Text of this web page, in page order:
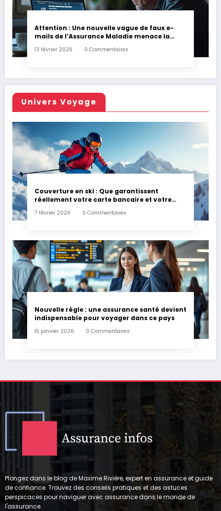
Attention : Une nouvelle vague de faux e-
mails de l’Assurance Maladie menace la
13 février 2026 0 Commentaires
Univers Voyage
Couverture en ski : Que garantissent
réellement votre carte bancaire et votre
7 février 2026 0 Commentaires
Nouvelle règle : une assurance santé devient
indispensable pour voyager dans ce pays
15 janvier 2026 0 Commentaires
Plongez dans le blog de Maxime Rivière, expert en assurance et guide
de confiance. Trouvez des conseils pratiques et des astuces
perspicaces pour naviguer avec assurance dans le monde de
l'assurance.